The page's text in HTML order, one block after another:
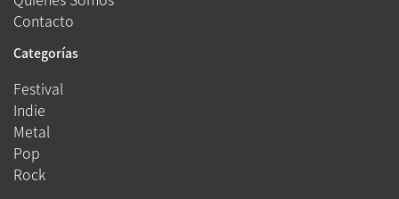
Contacto
Categorías
Festival
Indie
Metal
Pop
Rock